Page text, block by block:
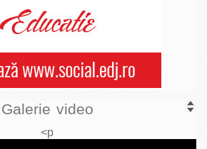
Galerie video
<p